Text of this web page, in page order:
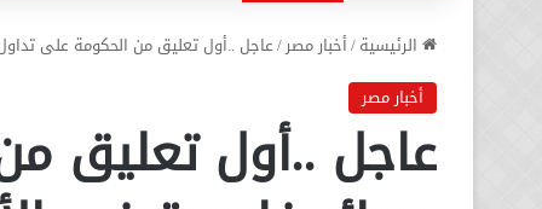
الرئيسية/أخبار مصر/عاجل ..أول تعليق من الحكومة على
أخبار مصر
عاجل ..أول تعليق
عاجل
أزمة
مخالفات
البناءعاجل تطورات جديدة في